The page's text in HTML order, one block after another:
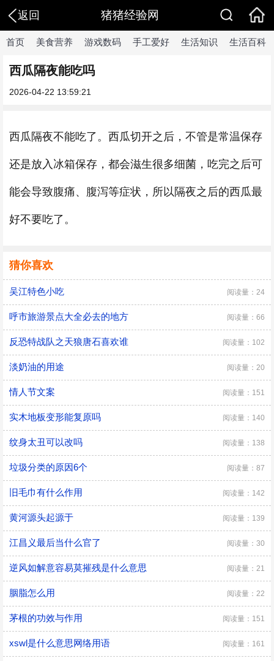
返回 猪猪经验网
首页 美食营养 游戏数码 手工爱好 生活知识 生活百科
西瓜隔夜能吃吗
2026-04-22 13:59:21
西瓜隔夜不能吃了。西瓜切开之后，不管是常温保存
还是放入冰箱保存，都会滋生很多细菌，吃完之后可
能会导致腹痛、腹泻等症状，所以隔夜之后的西瓜最
好不要吃了。
猜你喜欢
吴江特色小吃 阅读量：24
呼市旅游景点大全必去的地方 阅读量：66
反恐特战队之天狼唐石喜欢谁 阅读量：102
淡奶油的用途 阅读量：20
情人节文案 阅读量：151
实木地板变形能复原吗 阅读量：140
纹身太丑可以改吗 阅读量：138
垃圾分类的原因6个 阅读量：87
旧毛巾有什么作用 阅读量：142
黄河源头起源于 阅读量：139
江昌义最后当什么官了 阅读量：30
逆风如解意容易莫摧残是什么意思 阅读量：21
胭脂怎么用 阅读量：22
茅根的功效与作用 阅读量：151
xswl是什么意思网络用语 阅读量：161